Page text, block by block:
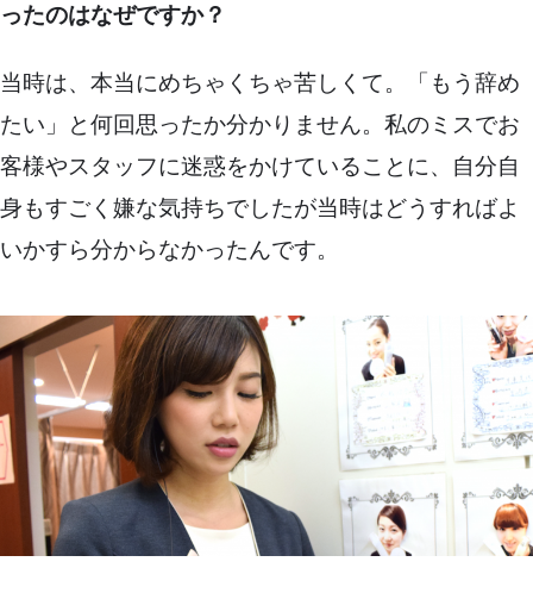
ったのはなぜですか？
当時は、本当にめちゃくちゃ苦しくて。「もう辞め
たい」と何回思ったか分かりません。私のミスでお
客様やスタッフに迷惑をかけていることに、自分自
身もすごく嫌な気持ちでしたが当時はどうすればよ
いかすら分からなかったんです。